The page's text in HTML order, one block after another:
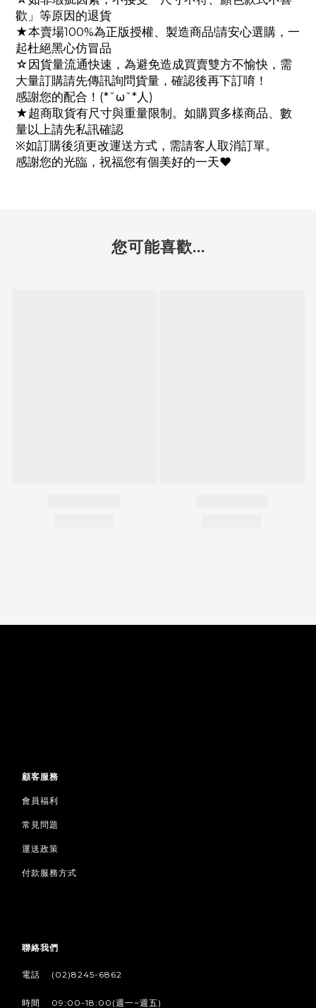
歡」等原因的退貨
★本賣場100%為正版授權、製造商品!請安心選購，一
起杜絕黑心仿冒品
☆因貨量流通快速，為避免造成買賣雙方不愉快，需
大量訂購請先傳訊詢問貨量，確認後再下訂唷！
感謝您的配合！(*ˇωˇ*人)
★超商取貨有尺寸與重量限制。如購買多樣商品、數
量以上請先私訊確認
※如訂購後須更改運送方式，需請客人取消訂單。
感謝您的光臨，祝福您有個美好的一天♥
您可能喜歡...
顧客服務
會員福利
常見問題
運送政策
付款服務方式
聯絡我們
電話 (02)8245-6862
時間 09:00-18:00(週一~週五)